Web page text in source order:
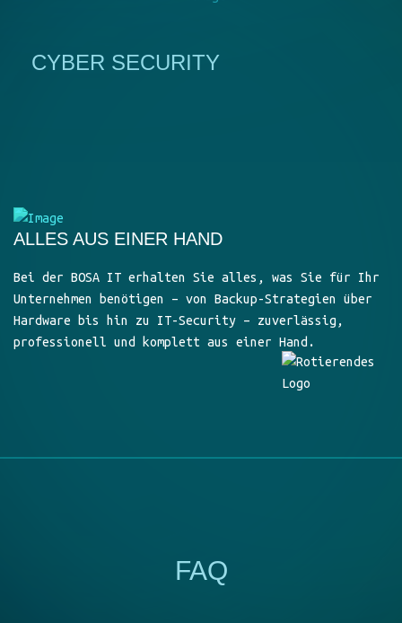
CYBER SECURITY
ALLES AUS EINER HAND
Bei der BOSA IT erhalten Sie alles, was Sie für Ihr
Unternehmen benötigen – von Backup-Strategien über
Hardware bis hin zu IT-Security – zuverlässig,
professionell und komplett aus einer Hand.
FAQ